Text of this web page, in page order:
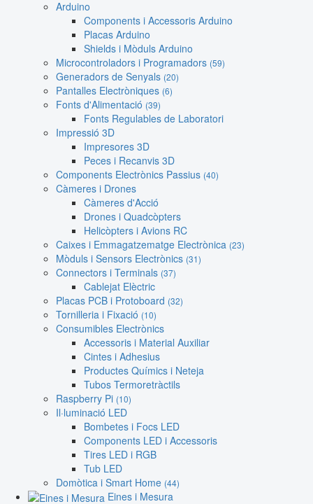
Arduino
Components i Accessoris Arduino
Placas Arduino
Shields i Mòduls Arduino
Microcontroladors i Programadors (59)
Generadors de Senyals (20)
Pantalles Electròniques (6)
Fonts d'Alimentació (39)
Fonts Regulables de Laboratori
Impressió 3D
Impresores 3D
Peces i Recanvis 3D
Components Electrònics Passius (40)
Càmeres i Drones
Càmeres d'Acció
Drones i Quadcòpters
Helicòpters i Avions RC
Caixes i Emmagatzematge Electrònica (23)
Mòduls i Sensors Electrònics (31)
Connectors i Terminals (37)
Cablejat Elèctric
Placas PCB i Protoboard (32)
Tornilleria i Fixació (10)
Consumibles Electrònics
Accessoris i Material Auxiliar
Cintes i Adhesius
Productes Químics i Neteja
Tubos Termoretràctils
Raspberry Pi (10)
Il·luminació LED
Bombetes i Focs LED
Components LED i Accessoris
Tires LED i RGB
Tub LED
Domòtica i Smart Home (44)
Eines i Mesura